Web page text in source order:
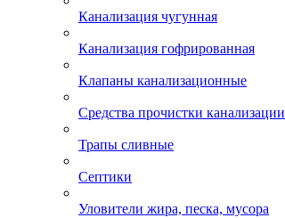
Канализация чугунная
Канализация гофрированная
Клапаны канализационные
Средства прочистки канализации
Трапы сливные
Септики
Уловители жира, песка, мусора